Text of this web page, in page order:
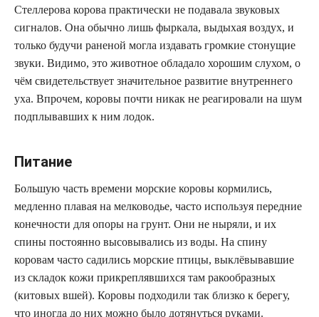
Стеллерова корова практически не подавала звуковых
сигналов. Она обычно лишь фыркала, выдыхая воздух, и
только будучи раненой могла издавать громкие стонущие
звуки. Видимо, это животное обладало хорошим слухом, о
чём свидетельствует значительное развитие внутреннего
уха. Впрочем, коровы почти никак не реагировали на шум
подплывавших к ним лодок.
Питание
Большую часть времени морские коровы кормились,
медленно плавая на мелководье, часто используя передние
конечности для опоры на грунт. Они не ныряли, и их
спины постоянно высовывались из воды. На спину
коровам часто садились морские птицы, выклёвывавшие
из складок кожи прикреплявшихся там ракообразных
(китовых вшей). Коровы подходили так близко к берегу,
что иногда до них можно было дотянуться руками.